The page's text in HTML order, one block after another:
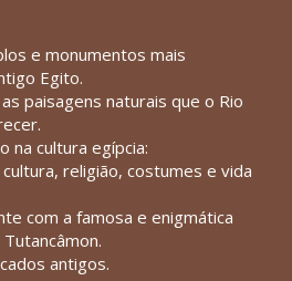
e monumentos mais
Egito.
paisagens naturais que o Rio
na cultura egípcia:
religião, costumes e vida
com a famosa e enigmática
antigos.